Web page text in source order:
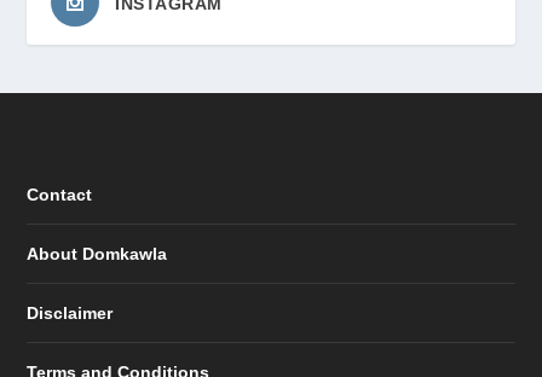
Contact
About Domkawla
Disclaimer
Terms and Conditions